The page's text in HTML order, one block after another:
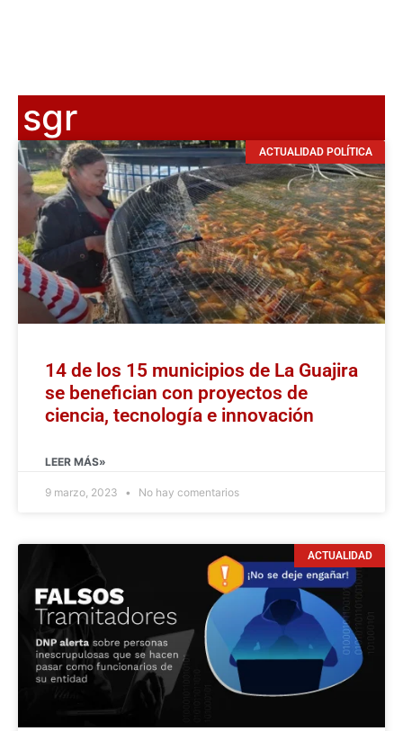
sgr
ACTUALIDAD POLÍTICA
14 de los 15 municipios de La Guajira
se benefician con proyectos de
ciencia, tecnología e innovación
LEER MÁS»
9 marzo, 2023 No hay comentarios
ACTUALIDAD